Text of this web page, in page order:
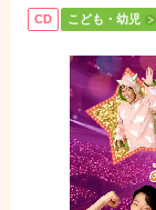
CD こども・幼児